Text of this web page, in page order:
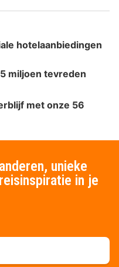
hotelaanbiedingen
miljoen tevreden
met onze 56
unieke
in je